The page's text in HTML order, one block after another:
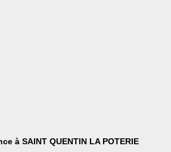
à SAINT QUENTIN LA POTERIE